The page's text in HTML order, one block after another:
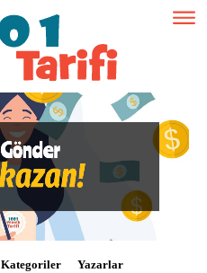
Kategoriler Yazarlar